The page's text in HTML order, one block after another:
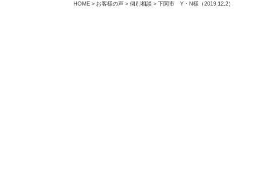
HOME > お客様の声 > 個別相談 > 下関市 Y・N様（2019.12.2）